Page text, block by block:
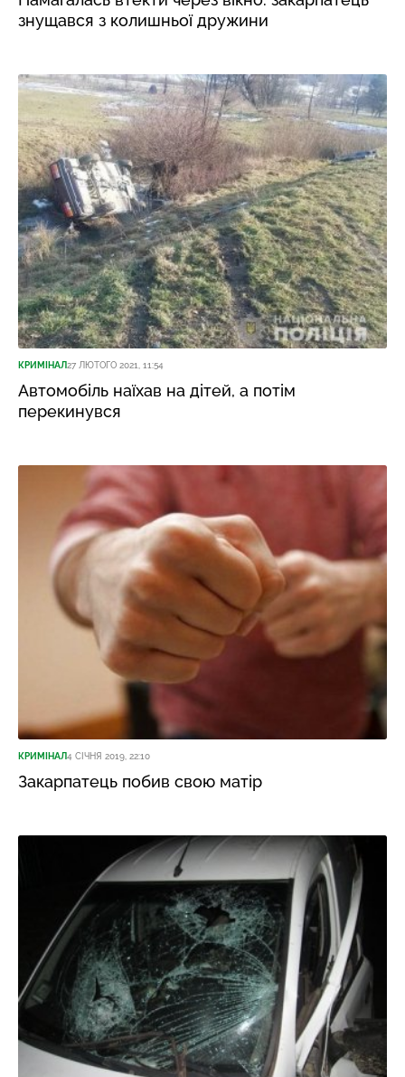
знущався з колишньої дружини
КРИМІНАЛ27 ЛЮТОГО 2021, 11:54
Автомобіль наїхав на дітей, а потім
перекинувся
КРИМІНАЛ4 СІЧНЯ 2019, 22:10
Закарпатець побив свою матір